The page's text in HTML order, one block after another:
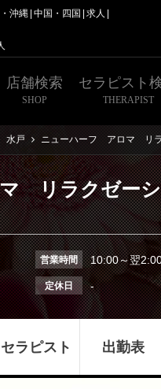
沖縄 中国・四国
求人
店舗検索
SHOP
セラピスト
THERAPIST
水戸 ニューハーフ アロマ リ
リラクゼー
営業時間 10:00～翌
定休日 -
セラピスト 出勤表